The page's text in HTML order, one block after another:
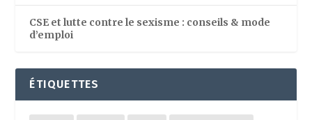
CSE et lutte contre le sexisme : conseils & mode
d’emploi
ÉTIQUETTES